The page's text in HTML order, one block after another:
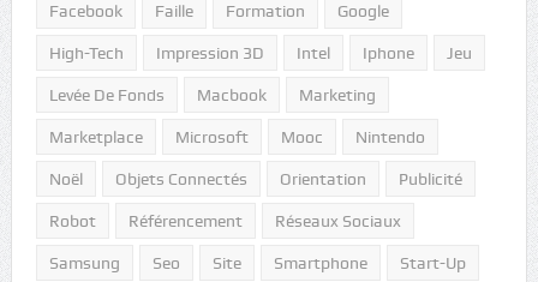
Facebook Faille Formation Google
High-Tech Impression 3D Intel Iphone Jeu
Levée De Fonds Macbook Marketing
Marketplace Microsoft Mooc Nintendo
Noël Objets Connectés Orientation Publicité
Robot Référencement Réseaux Sociaux
Samsung Seo Site Smartphone Start-Up